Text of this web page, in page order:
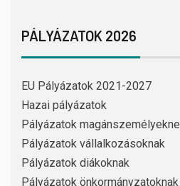
PÁLYÁZATOK 2026
EU Pályázatok 2021-2027
Hazai pályázatok
Pályázatok
Pályázatok vállalkozásoknak
Pályázatok diákoknak
Pályázatok önkormányzatoknak